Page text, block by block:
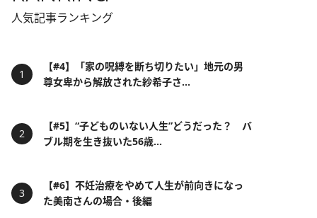
人気記事ランキング
【#4】「家の呪縛を断ち切りたい」地元の男
尊女卑から解放された紗希子さ...
【#5】“子どものいない人生”どうだった？ バ
ブル期を生き抜いた56歳...
【#6】不妊治療をやめて人生が前向きになっ
た美南さんの場合・後編